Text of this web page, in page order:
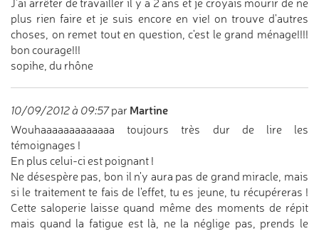
J'ai arrêter de travailler il y a 2 ans et je croyais mourir de ne
plus rien faire et je suis encore en vie! on trouve d'autres
choses, on remet tout en question, c'est le grand ménage!!!!
bon courage!!!
sopihe, du rhône
10/09/2012 à 09:57par Martine
Wouhaaaaaaaaaaaaa toujours très dur de lire les
témoignages !
En plus celui-ci est poignant !
Ne désespère pas, bon il n'y aura pas de grand miracle, mais
si le traitement te fais de l'effet, tu es jeune, tu récupéreras !
Cette saloperie laisse quand même des moments de répit
mais quand la fatigue est là, ne la néglige pas, prends le